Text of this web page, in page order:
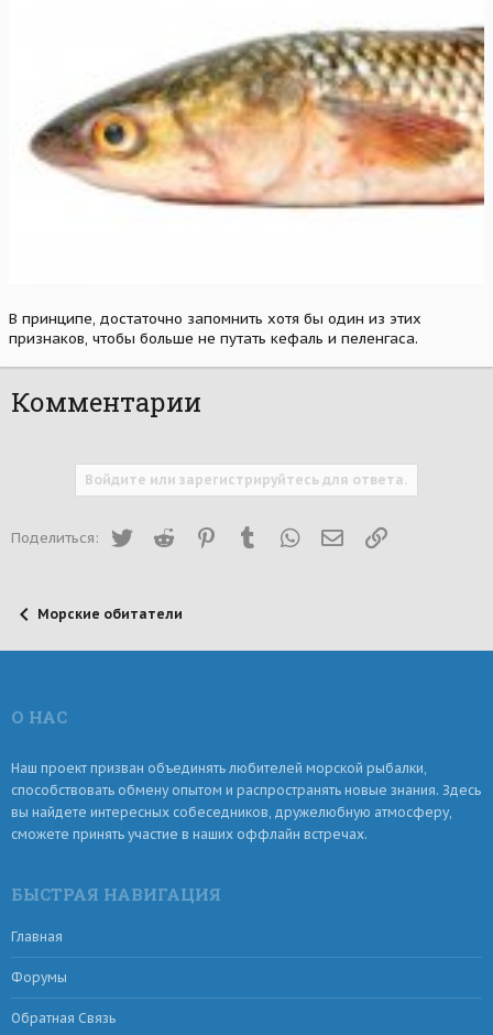
В принципе, достаточно запомнить хотя бы один из этих
признаков, чтобы больше не путать кефаль и пеленгаса.
Комментарии
Войдите или зарегистрируйтесь для ответа.
Поделиться: TwitterReddit PinterestTumblrWhatsAppЭлектронная почта
Ссылка
Морские обитатели
О НАС
Наш проект призван объединять любителей морской рыбалки,
способствовать обмену опытом и распространять новые знания. Здесь
вы найдете интересных собеседников, дружелюбную атмосферу,
сможете принять участие в наших оффлайн встречах.
БЫСТРАЯ НАВИГАЦИЯ
Главная
Форумы
Обратная Связь